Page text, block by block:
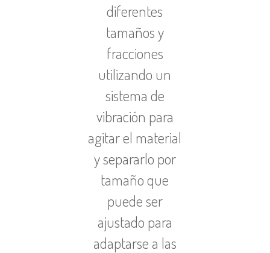
diferentes
tamaños y
fracciones
utilizando un
sistema de
vibración para
agitar el material
y separarlo por
tamaño que
puede ser
ajustado para
adaptarse a las